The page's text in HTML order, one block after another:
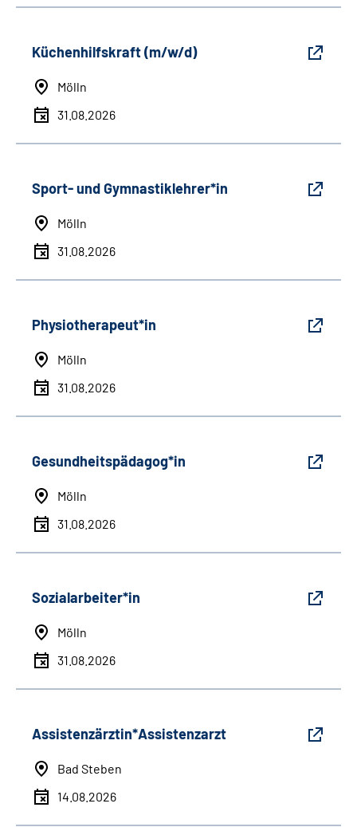
Küchenhilfskraft (m/w/d)
Mölln
31.08.2026
Sport- und Gymnastiklehrer*in
Mölln
31.08.2026
Physiotherapeut*in
Mölln
31.08.2026
Gesundheitspädagog*in
Mölln
31.08.2026
Sozialarbeiter*in
Mölln
31.08.2026
Assistenzärztin*Assistenzarzt
Bad Steben
14.08.2026